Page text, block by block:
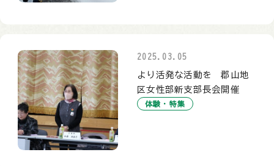
2025.03.05
より活発な活動を 郡山地
区女性部新支部長会開催
体験・特集